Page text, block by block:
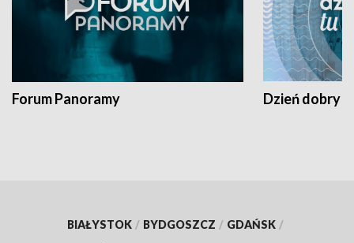
Forum Panoramy Dzień dobry
BIAŁYSTOK / BYDGOSZCZ / GDAŃSK /